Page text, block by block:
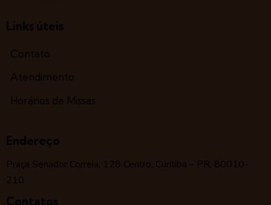
Links úteis
Contato
Atendimento
Horários de Missas
Endereço
Praça Senador Correia, 128 Centro, Curitiba – PR, 80010-
210
Contatos